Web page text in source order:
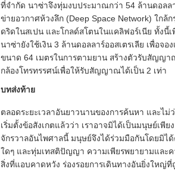
ที่จำกัด นาซ่าจึงทุ่มงบประมาณกว่า 54 ล้านดอลล
ข่ายอวกาศห้วงลึก (Deep Space Network) ใกล้ก
ดริดในสเปน และโกลด์สโตนในแคลิฟอร์เนีย ทั้ง
นาซ่ายังใช้เงิน 3 ล้านดอลลาร์ออสเตรเลีย เพื่อจอ
ขนาด 64 เมตรในการตามยาน สร้างตัวรับสัญญ
กล้องโทรทรรศน์เพื่อให้รับสัญญาณได้เป็น 2 เท่า
บทส่งท้าย
ตลอดระยะเวลาอันยาวนานของการค้นหา และไม่
เริ่มตั้งข้อสังเกตแล้วว่า เราอาจมิได้เป็นมนุษย์เพี
จักรวาลอันไพศาลนี้ มนุษย์จึงได้ร่วมมือกันโดยมิไ
ใดๆ และทุ่มเทสติปัญญา ความเพียรพยายามและ
สิ่งที่แอบคาดหวัง ร่องรอยการเดินทางอันยิ่งใหญ่ที่